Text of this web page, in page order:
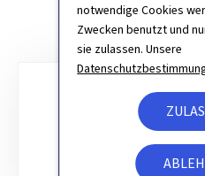
notwendige Cookies
Zwecken benutzt und
sie zulassen. Unsere